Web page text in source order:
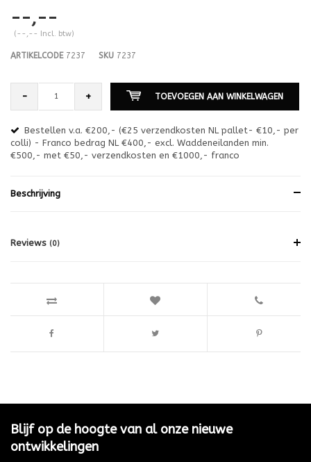
--,--
(--,-- Incl. btw)
ARTIKELCODE7237 SKU 7237
- + TOEVOEGEN AAN WINKELWAGEN
Bestellen v.a. €200,- (€25 verzendkosten NL pallet- €10,- per
colli) - Franco bedrag NL €400,- excl. Waddeneilanden min.
€500,- met €50,- verzendkosten en €1000,- franco
Beschrijving
Reviews (0)
Blijf op de hoogte van al onze nieuwe
ontwikkelingen